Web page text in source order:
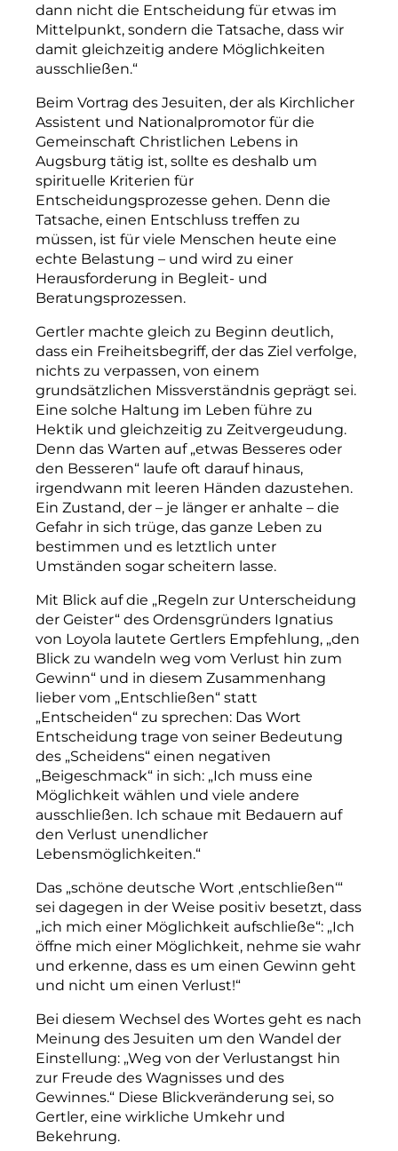
dann nicht die Entscheidung für etwas im
Mittelpunkt, sondern die Tatsache, dass wir
damit gleichzeitig andere Möglichkeiten
ausschließen.“
Beim Vortrag des Jesuiten, der als Kirchlicher
Assistent und Nationalpromotor für die
Gemeinschaft Christlichen Lebens in
Augsburg tätig ist, sollte es deshalb um
spirituelle Kriterien für
Entscheidungsprozesse gehen. Denn die
Tatsache, einen Entschluss treffen zu
müssen, ist für viele Menschen heute eine
echte Belastung – und wird zu einer
Herausforderung in Begleit- und
Beratungsprozessen.
Gertler machte gleich zu Beginn deutlich,
dass ein Freiheitsbegriff, der das Ziel verfolge,
nichts zu verpassen, von einem
grundsätzlichen Missverständnis geprägt sei.
Eine solche Haltung im Leben führe zu
Hektik und gleichzeitig zu Zeitvergeudung.
Denn das Warten auf „etwas Besseres oder
den Besseren“ laufe oft darauf hinaus,
irgendwann mit leeren Händen dazustehen.
Ein Zustand, der – je länger er anhalte – die
Gefahr in sich trüge, das ganze Leben zu
bestimmen und es letztlich unter
Umständen sogar scheitern lasse.
Mit Blick auf die „Regeln zur Unterscheidung
der Geister“ des Ordensgründers Ignatius
von Loyola lautete Gertlers Empfehlung, „den
Blick zu wandeln weg vom Verlust hin zum
Gewinn“ und in diesem Zusammenhang
lieber vom „Entschließen“ statt
„Entscheiden“ zu sprechen: Das Wort
Entscheidung trage von seiner Bedeutung
des „Scheidens“ einen negativen
„Beigeschmack“ in sich: „Ich muss eine
Möglichkeit wählen und viele andere
ausschließen. Ich schaue mit Bedauern auf
den Verlust unendlicher
Lebensmöglichkeiten.“
Das „schöne deutsche Wort ‚entschließen‘“
sei dagegen in der Weise positiv besetzt, dass
„ich mich einer Möglichkeit aufschließe“: „Ich
öffne mich einer Möglichkeit, nehme sie wahr
und erkenne, dass es um einen Gewinn geht
und nicht um einen Verlust!“
Bei diesem Wechsel des Wortes geht es nach
Meinung des Jesuiten um den Wandel der
Einstellung: „Weg von der Verlustangst hin
zur Freude des Wagnisses und des
Gewinnes.“ Diese Blickveränderung sei, so
Gertler, eine wirkliche Umkehr und
Bekehrung.